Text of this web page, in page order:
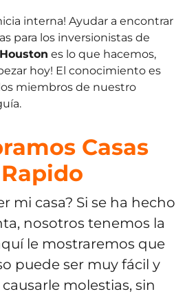
interna! Ayudar a encontrar
para los inversionistas de
Houston es lo que hacemos,
hoy! El conocimiento es
miembros de nuestro
Casas
Rapido
mi casa? Si se ha hecho
nosotros tenemos la
le mostraremos que
puede ser muy fácil y
molestias, sin